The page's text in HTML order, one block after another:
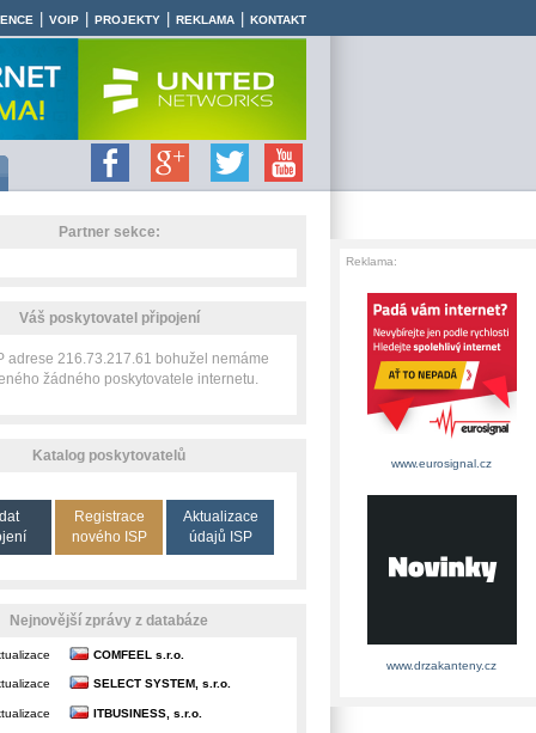
VOIP PROJEKTY REKLAMA KONTAKT
Partner sekce:
Váš poskytovatel připojení
adrese 216.73.217.61 bohužel nemáme
žádného poskytovatele internetu.
Katalog poskytovatelů
Registrace
nového ISP
Aktualizace
údajů ISP
Nejnovější zprávy z databáze
COMFEEL s.r.o.
SELECT SYSTEM, s.r.o.
ITBUSINESS, s.r.o.
Reklama:
www.eurosignal.cz
www.drzakanteny.cz